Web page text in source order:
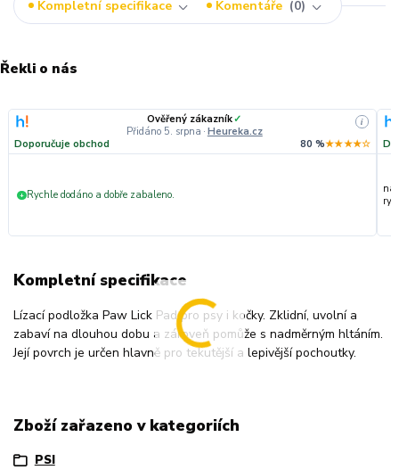
Kompletní specifikace Komentáře 0
Řekli o nás
Ověřený zákazník✓
Přidáno 5. srpna · Heureka.cz
i
Doporučuje obchod 80 %★★★★☆
+ Rychle dodáno a dobře zabaleno.
Kompletní specifikace
Lízací podložka Paw Lick Pad pro psy i kočky. Zklidní, uvolní a
zabaví na dlouhou dobu a zároveň pomůže s nadměrným hltáním.
Její povrch je určen hlavně pro tekutější a lepivější pochoutky.
Zboží zařazeno v kategoriích
PSI